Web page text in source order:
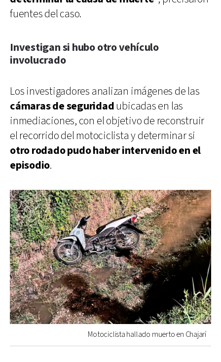
fuentes del caso.
Investigan si hubo otro vehículo
involucrado
Los investigadores analizan imágenes de las
cámaras de seguridadubicadas en las
inmediaciones, con el objetivo de reconstruir
el recorrido del motociclista y determinar si
otro rodado pudo haber intervenido en el
episodio.
Motociclista hallado muerto en Chajarí